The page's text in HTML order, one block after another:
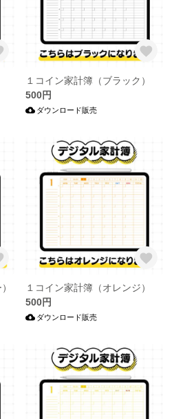
１コイン家計簿（ブラック）
500円
ダウンロード販売
１コイン家計簿（オレンジ）
500円
ダウンロード販売